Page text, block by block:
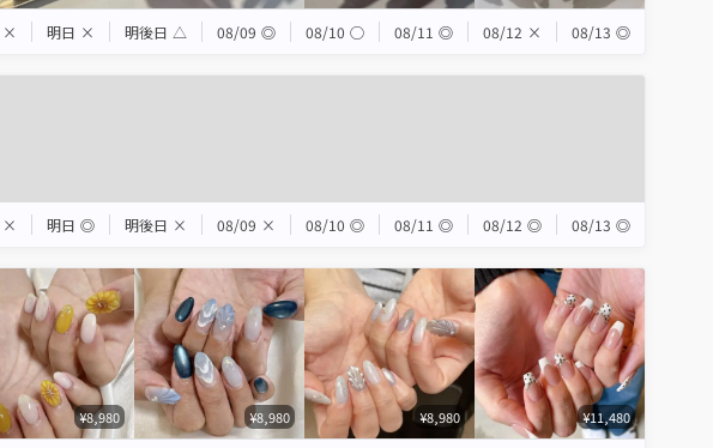
× 明日 × 明後日 △ 08/09 ◎ 08/10 ◯ 08/11 ◎ 08/12 × 08/13 ◎
× 明日 ◎ 明後日 × 08/09 × 08/10 ◎ 08/11 ◎ 08/12 ◎ 08/13 ◎
¥8,980 ¥8,980 ¥8,980 ¥11,480